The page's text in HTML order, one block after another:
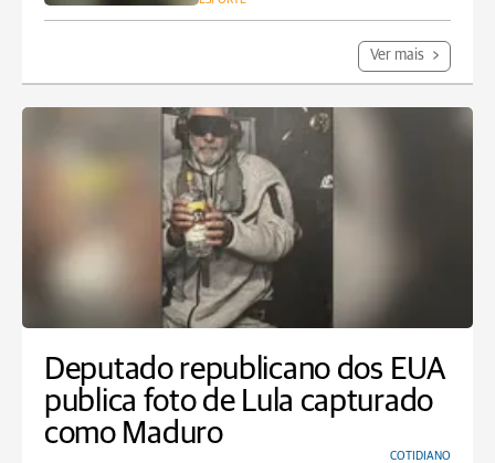
Ver mais
Deputado republicano dos EUA
publica foto de Lula capturado
como Maduro
COTIDIANO